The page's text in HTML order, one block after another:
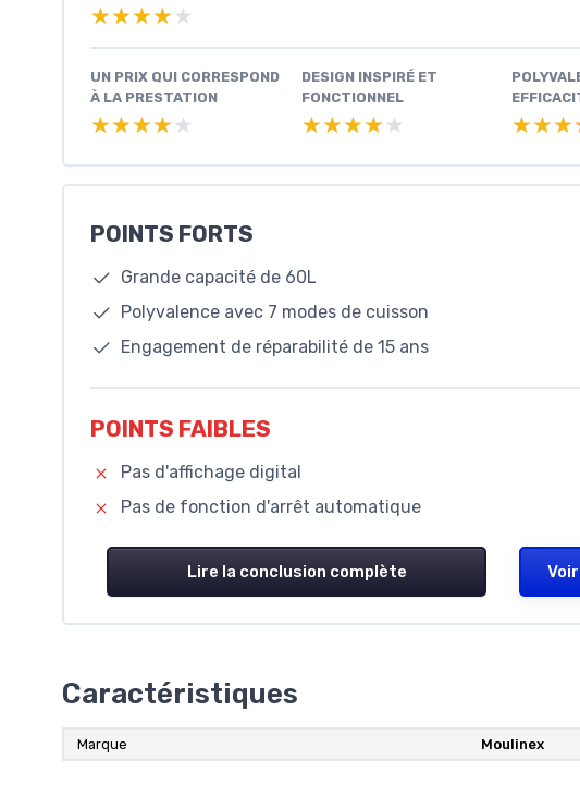
★★★★★
★★★★★
UN PRIX QUI CORRESPOND
À LA PRESTATION
★★★★★
★★★★★
DESIGN INSPIRÉ ET
FONCTIONNEL
★★★★★
★★★★★
POINTS FORTS
Grande capacité de 60L
Polyvalence avec 7 modes de cuisson
Engagement de réparabilité de 15 ans
POINTS FAIBLES
Pas d'affichage digital
Pas de fonction d'arrêt automatique
Lire la conclusion complète
Caractéristiques
Marque Moulinex